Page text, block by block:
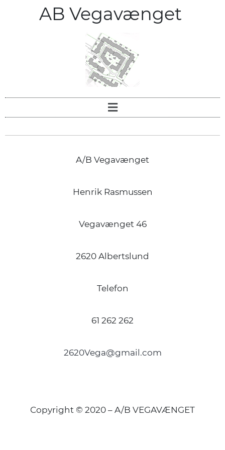
AB Vegavænget
A/B Vegavænget
Henrik Rasmussen
Vegavænget 46
2620 Albertslund
Telefon
61 262 262
2620Vega@gmail.com
Copyright © 2020 – A/B VEGAVÆNGET